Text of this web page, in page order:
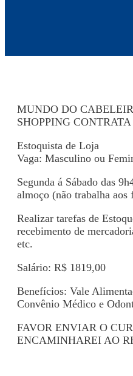
MUNDO DO
SHOPPING CONTRATA
Estoquista de Loja
Vaga: Masculino ou
Segunda á Sábado das
almoço (não trabalha aos
Realizar tarefas de
recebimento de
etc.
Salário: R$ 1819,00
Benefícios: Vale
Convênio Médico e
FAVOR ENVIAR O
ENCAMINHAREI AO